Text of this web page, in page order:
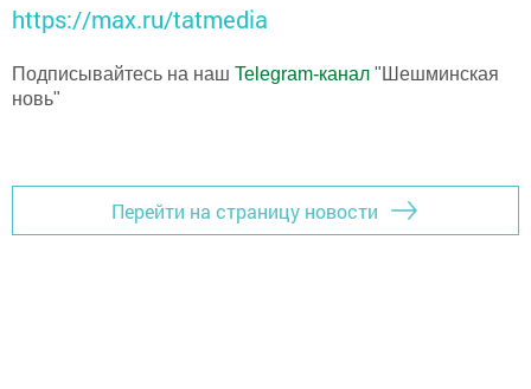
https://max.ru/tatmedia
Подписывайтесь на наш Telegram-канал "Шешминская
новь"
Перейти на страницу новости